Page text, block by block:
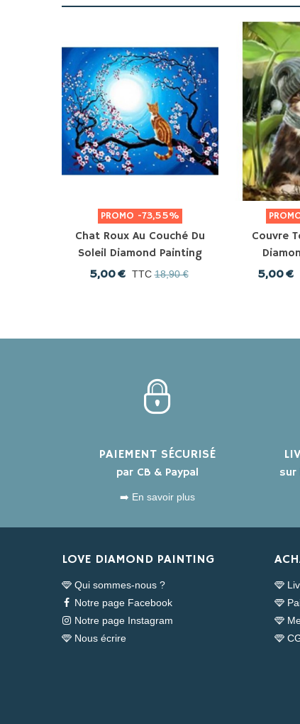
PROMO -73,55%
Chat Roux Au Couché Du
Soleil Diamond Painting
5,00 € TTC 18,90 €
Couvre
5,00 €
PAIEMENT SÉCURISÉ
par CB & Paypal
➡️ En savoir plus
sur
LOVE DIAMOND PAINTING
Qui sommes-nous ?
Notre page Facebook
Notre page Instagram
Nous écrire